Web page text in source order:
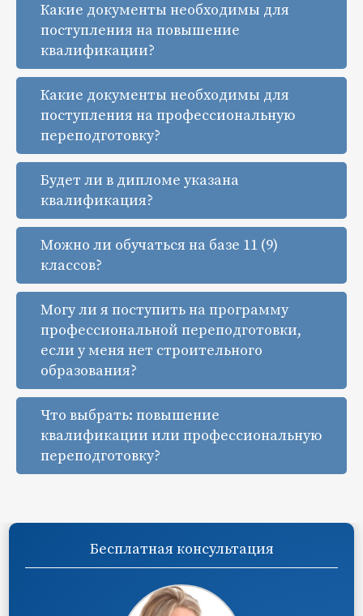
Какие документы необходимы для
поступления на повышение
квалификации?
Какие документы необходимы для
поступления на профессиональную
переподготовку?
Будет ли в дипломе указана
квалификация?
Можно ли обучаться на базе 11 (9)
классов?
Могу ли я поступить на программу
профессиональной переподготовки,
если у меня нет строительного
образования?
Что выбрать: повышение
квалификации или профессиональную
переподготовку?
Бесплатная консультация